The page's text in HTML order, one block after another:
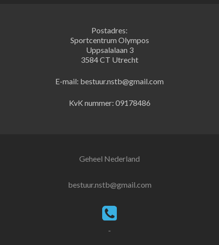
Postadres:
Sportcentrum Olympos
Uppsalalaan 3
3584 CT Utrecht
E-mail: bestuur.nstb@gmail.com
KvK nummer: 09178486
Geheel Nederland
bestuur.nstb@gmail.com
-